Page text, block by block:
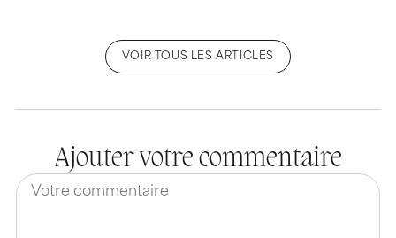
VOIR TOUS LES ARTICLES
Ajouter votre commentaire